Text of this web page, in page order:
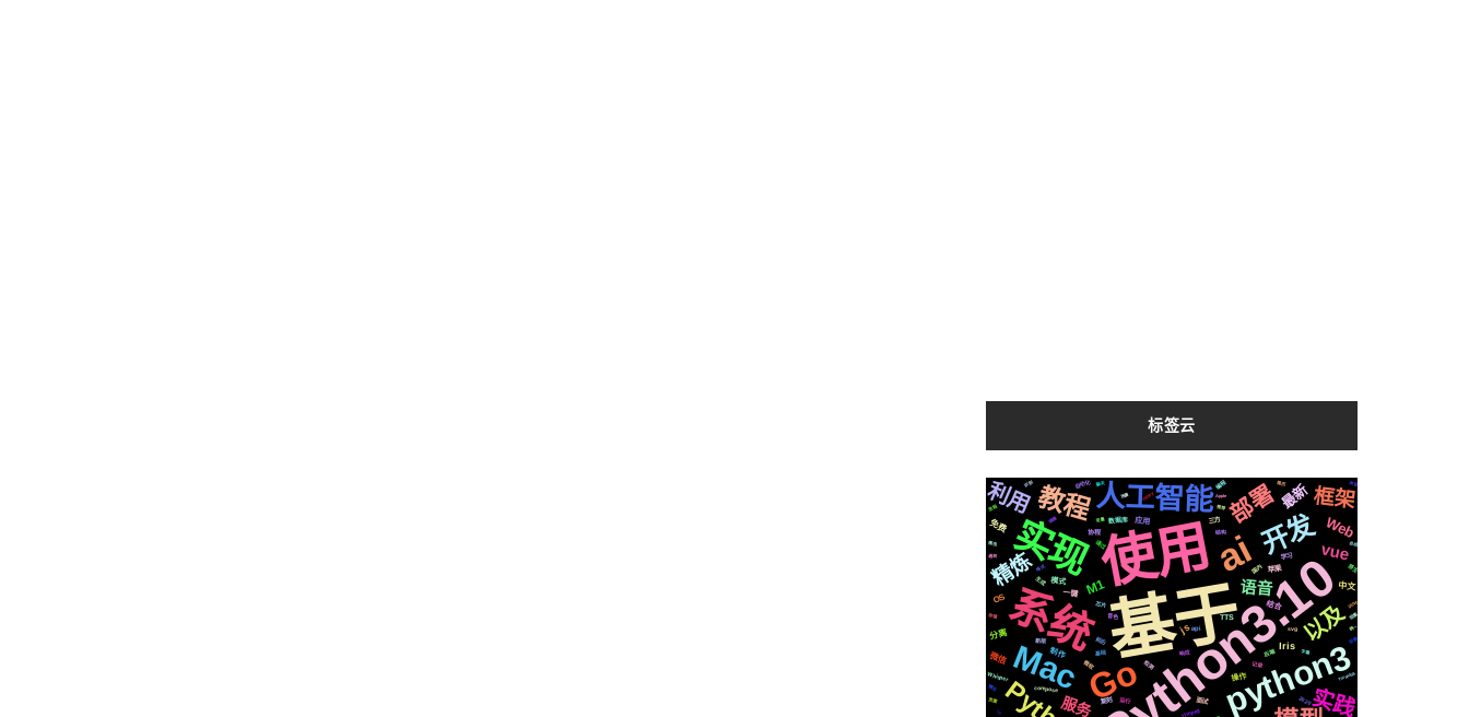
标签云
基于
使用
Python3.10
系统
实现 ai
Go python3
Mac
人工智能
开发
教程 部署
实践
以及
利用
精炼
框架
语音
vue
服务
最新
Web
M1
js
Iris
OS
分离
中文
微信
免费
TTS
一键
结合
苹果
模式
操作
制作
应用
协程
面试
api
三方
数据库
复刻
学习
音色
响应
ffmpeg
compose
原生
芯片
前后
检测
基础
2020
微软
国内
后端
Whisper
记录
编程
通过
新版
svg
生成
结构
运行
自动化
格式
字幕
变量
推荐
celery
场景
阻塞
镜像
Apple
存储
Tornado6
遇到
统一
github
切换
爬虫
情况
io
聊天
合成
页面
简历
识别
流程
声音